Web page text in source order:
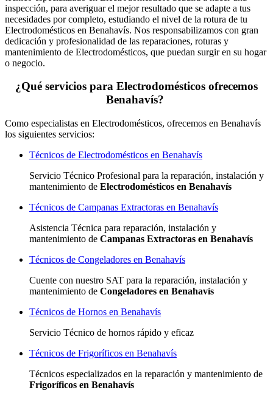
inspección, para averiguar el mejor resultado que se adapte a tus
necesidades por completo, estudiando el nivel de la rotura de tu
Electrodomésticos en Benahavís. Nos responsabilizamos con gran
dedicación y profesionalidad de las reparaciones, roturas y
mantenimiento de Electrodomésticos, que puedan surgir en su hogar
o negocio.
¿Qué servicios para Electrodomésticos ofrecemos
Benahavís?
Como especialistas en Electrodomésticos, ofrecemos en Benahavís
los siguientes servicios:
Técnicos de Electrodomésticos en Benahavís
Servicio Técnico Profesional para la reparación, instalación y
mantenimiento de Electrodomésticos en Benahavís
Técnicos de Campanas Extractoras en Benahavís
Asistencia Técnica para reparación, instalación y
mantenimiento de Campanas Extractoras en Benahavís
Técnicos de Congeladores en Benahavís
Cuente con nuestro SAT para la reparación, instalación y
mantenimiento de Congeladores en Benahavís
Técnicos de Hornos en Benahavís
Servicio Técnico de hornos rápido y eficaz
Técnicos de Frigoríficos en Benahavís
Técnicos especializados en la reparación y mantenimiento de
Frigoríficos en Benahavís